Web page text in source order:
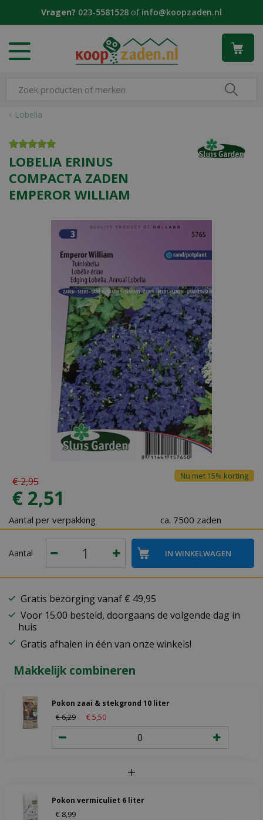
Lobelia
Vragen? 023-5581528 of info@koopzaden.nl
LOBELIA ERINUS
COMPACTA ZADEN
EMPEROR WILLIAM
€2,95
€ 2,51
Nu met 15% korting
Aantal per verpakking ca. 7500 zaden
Aantal
Gratis bezorging vanaf € 49,95
Voor 15:00 besteld, doorgaans de volgende dag in
huis
Gratis afhalen in één van onze winkels!
Makkelijk combineren
Pokon zaai & stekgrond 10 liter
€6,29 €5 50
Pokon vermiculiet 6 liter
€ 8 99